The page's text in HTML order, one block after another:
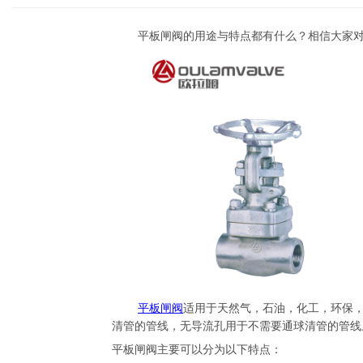
平板闸阀的用途与特点都有什么？相信大家
平板闸阀适用于天然气，石油，化工，环保
清管的管线，无导流孔用于不需要通球清管的管
平板闸阀主要可以分为以下特点：